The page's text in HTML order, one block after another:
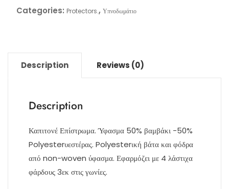
Categories: Protectors., Υπνοδωμάτιο
Description Reviews (0)
Description
Καπιτονέ Επίστρωμα. Ύφασμα 50% βαμβάκι -50%
Polyesterυεστέρας. Polyesterική βάτα και φόδρα
από non-woven ύφασμα. Εφαρμόζει με 4 λάστιχα
φάρδους 3εκ στις γωνίες.